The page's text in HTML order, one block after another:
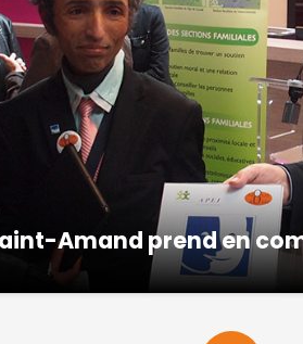
Amand prend en